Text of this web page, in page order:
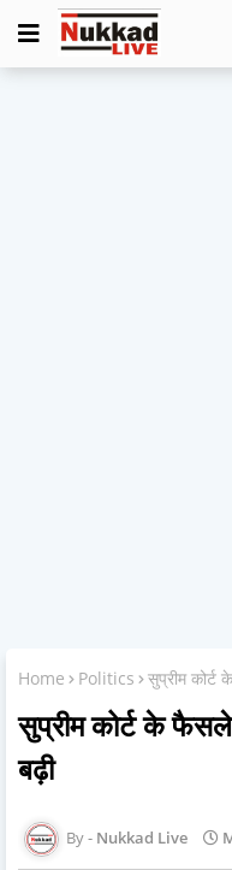
Home Politics सुप्रीम
सुप्रीम कोर्ट के
बढ़ी
Nukkad Live